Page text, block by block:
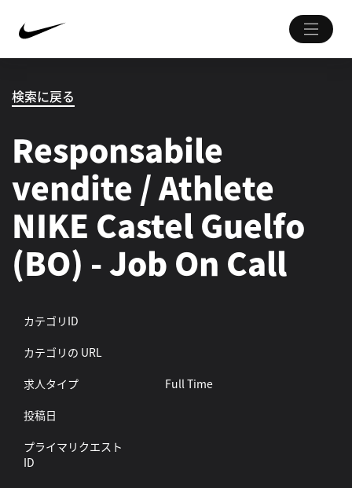
検索に戻る
Responsabile
vendite / Athlete
NIKE Castel Guelfo
(BO) - Job On Call
カテゴリID
カテゴリの URL
求人タイプ
Full Time
投稿日
プライマリクエスト
ID